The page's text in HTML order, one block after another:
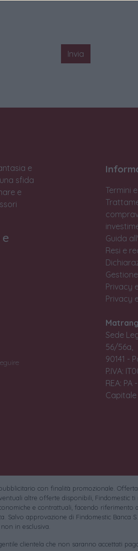
Invia
e
sfida
e
Termini
Guida
Resi e
Privacy
Privacy
Sede
56/56a,
90141 -
P.IVA:
REA: PA
Capitale
con finalità promozionale.
altre offerte disponibili, Findomestic
e contrattuali, facendo riferimento
Salvo approvazione di Findomestic Banca
non in esclusiva.
clientela che non saranno accettati